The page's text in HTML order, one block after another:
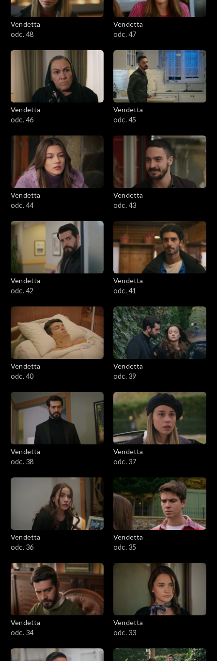
Vendetta
odc. 48
Vendetta
odc. 47
Vendetta
odc. 46
Vendetta
odc. 45
Vendetta
odc. 44
Vendetta
odc. 43
Vendetta
odc. 42
Vendetta
odc. 41
Vendetta
odc. 40
Vendetta
odc. 39
Vendetta
odc. 38
Vendetta
odc. 37
Vendetta
odc. 36
Vendetta
odc. 35
Vendetta
odc. 34
Vendetta
odc. 33